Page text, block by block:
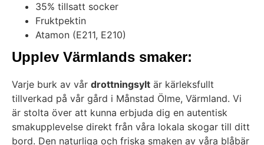
35% tillsatt socker
Fruktpektin
Atamon (E211, E210)
Upplev Värmlands smaker:
Varje burk av vår drottningsylt är kärleksfullt
tillverkad på vår gård i Månstad Ölme, Värmland. Vi
är stolta över att kunna erbjuda dig en autentisk
smakupplevelse direkt från våra lokala skogar till ditt
bord. Den naturliga och friska smaken av våra blåbär